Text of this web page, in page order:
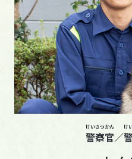
警
けい
察
さつ
官
かん
／
け